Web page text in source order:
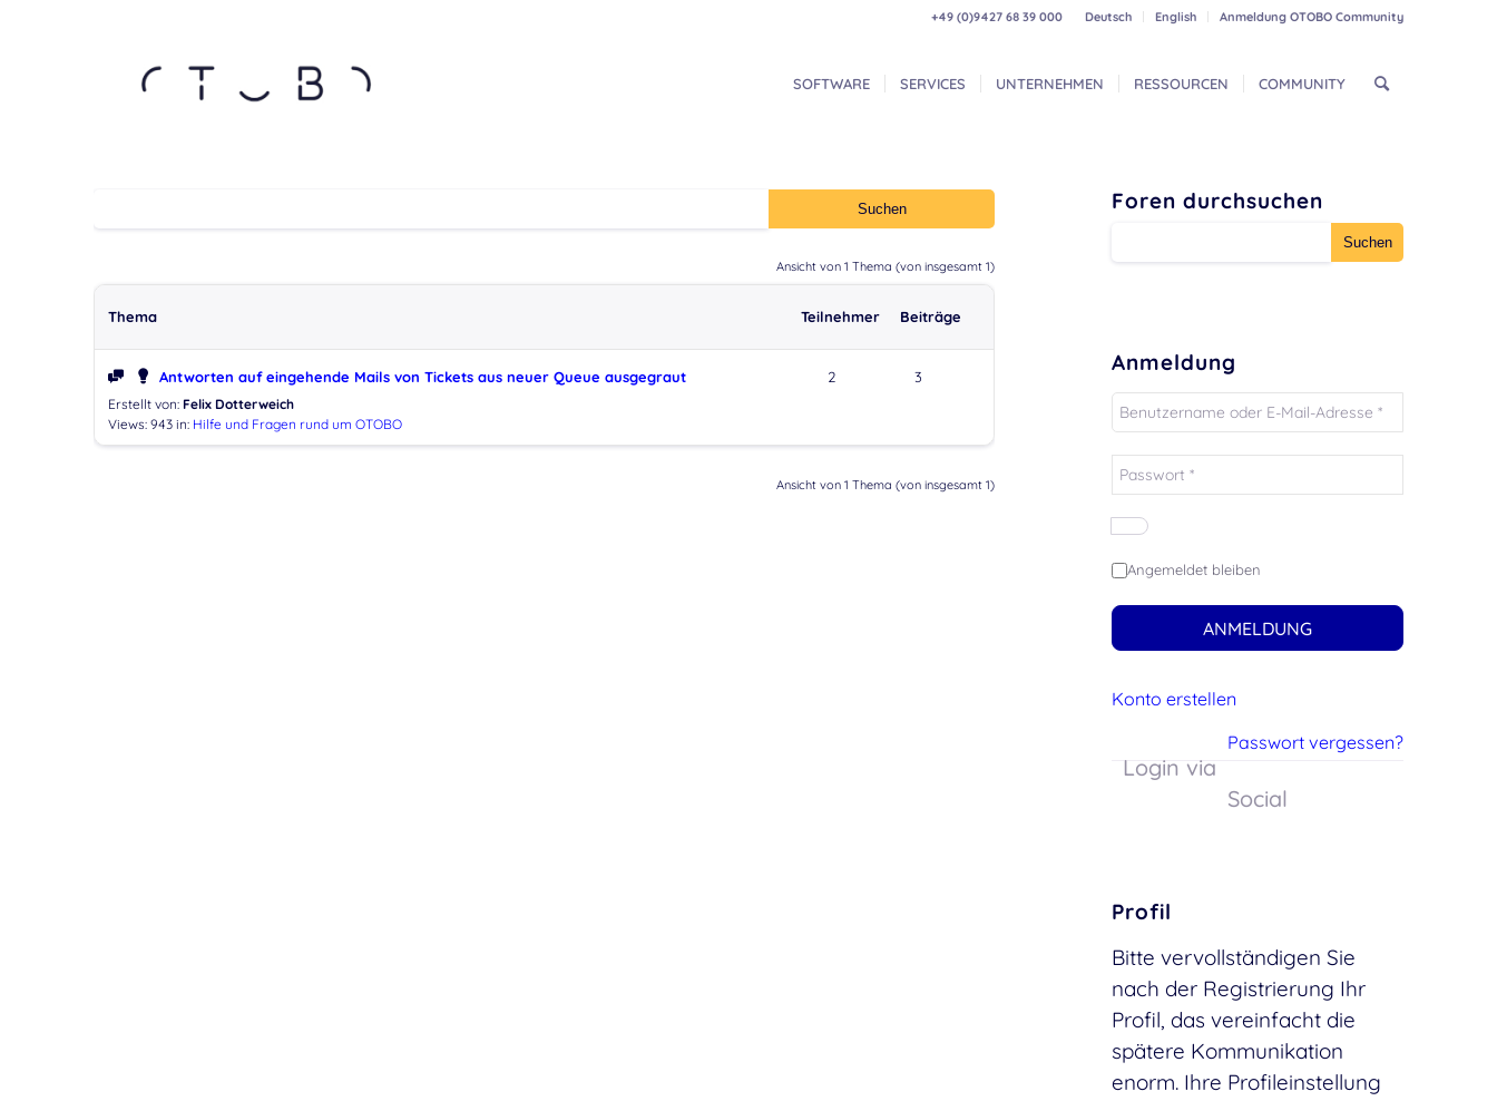
Deutsch English Anmeldung OTOBO Community
+49 (0)9427 68 39 000
SOFTWARE SERVICES UNTERNEHMEN RESSOURCEN COMMUNITY
Ansicht von 1 Thema (von insgesamt 1)
Thema Teilnehmer Beiträge
Antworten auf eingehende Mails von Tickets aus neuer Queue ausgegraut
Erstellt von: Felix Dotterweich
Views: 943 in: Hilfe und Fragen rund um OTOBO
2 3
Ansicht von 1 Thema (von insgesamt 1)
Foren durchsuchen
Anmeldung
Angemeldet bleiben
ANMELDUNG
Konto erstellen
Passwort vergessen?
Login via
Social
Profil
Bitte vervollständigen Sie
nach der Registrierung Ihr
Profil, das vereinfacht die
spätere Kommunikation
enorm. Ihre Profileinstellung